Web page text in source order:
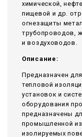
химической,
пищевой и др.
огнезащиты
трубопроводов,
и воздуховодов.
Описание:
Предназначен
тепловой
установок и
оборудования
предназначены
промышленной
изолируемых